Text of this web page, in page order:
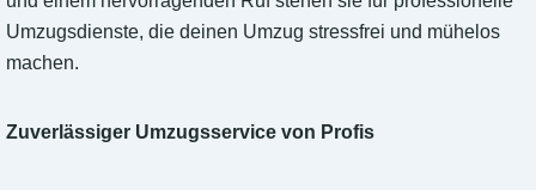
Umzugsdienste, die deinen Umzug stressfrei und mühelos
machen.
Zuverlässiger Umzugsservice von Profis